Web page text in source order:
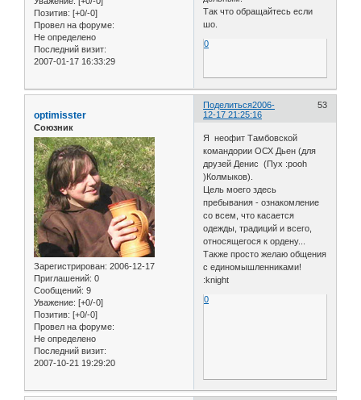
Позитив: [+0/-0]
Провел на форуме:
Не определено
Последний визит:
2007-01-17 16:33:29
Так что обращайтесь если
шо.
0
Поделиться 53
2006-
12-17 21:25:16
optimisster
Союзник
Зарегистрирован: 2006-12-17
Приглашений: 0
Сообщений: 9
Уважение: [+0/-0]
Позитив: [+0/-0]
Провел на форуме:
Не определено
Последний визит:
2007-10-21 19:29:20
Я неофит Тамбовской
командории ОСХ Дьен (для
друзей Денис (Пух :pooh
)Колмыков).
Цель моего здесь
пребывания - ознакомление
со всем, что касается
одежды, традиций и всего,
относящегося к ордену...
Также просто желаю общения
с единомышленниками!
:knight
0